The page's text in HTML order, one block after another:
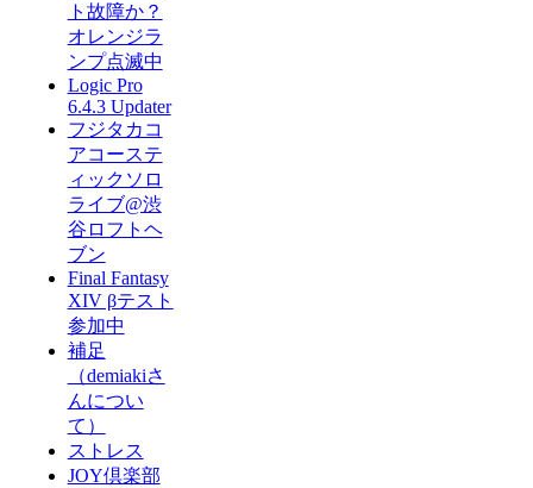
ト故障か？
オレンジラ
ンプ点滅中
Logic Pro
6.4.3 Updater
フジタカコ
アコーステ
ィックソロ
ライブ@渋
谷ロフトヘ
ブン
Final Fantasy
XIV βテスト
参加中
補足
（demiakiさ
んについ
て）
ストレス
JOY倶楽部